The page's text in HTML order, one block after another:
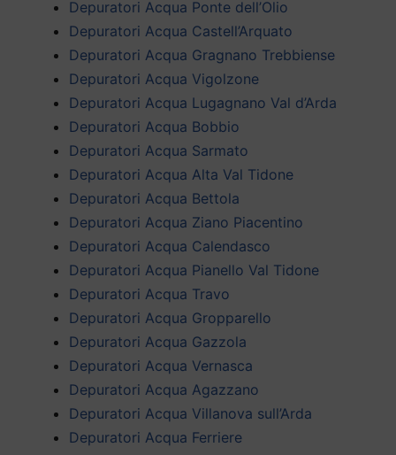
Depuratori Acqua Ponte dell’Olio
Depuratori Acqua Castell’Arquato
Depuratori Acqua Gragnano Trebbiense
Depuratori Acqua Vigolzone
Depuratori Acqua Lugagnano Val d’Arda
Depuratori Acqua Bobbio
Depuratori Acqua Sarmato
Depuratori Acqua Alta Val Tidone
Depuratori Acqua Bettola
Depuratori Acqua Ziano Piacentino
Depuratori Acqua Calendasco
Depuratori Acqua Pianello Val Tidone
Depuratori Acqua Travo
Depuratori Acqua Gropparello
Depuratori Acqua Gazzola
Depuratori Acqua Vernasca
Depuratori Acqua Agazzano
Depuratori Acqua Villanova sull’Arda
Depuratori Acqua Ferriere